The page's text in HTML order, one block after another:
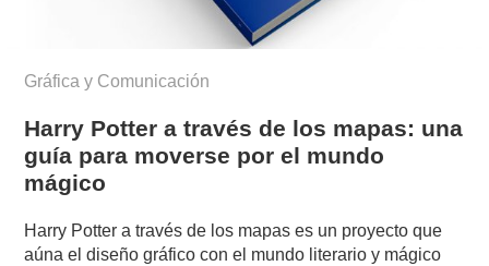
Gráfica y Comunicación
Harry Potter a través de los mapas: una
guía para moverse por el mundo
mágico
Harry Potter a través de los mapas es un proyecto que
aúna el diseño gráfico con el mundo literario y mágico